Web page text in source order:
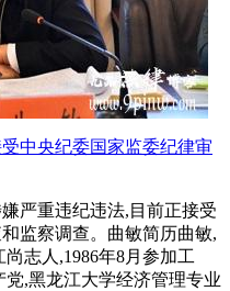
中央纪委国家监委纪律审
严重违纪违法,目前正接受
监察调查。曲敏简历曲敏,
志人,1986年8月参加工
党,黑龙江大学经济管理专业